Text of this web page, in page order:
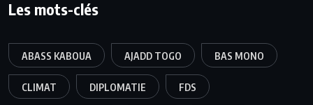
Les mots-clés
ABASS KABOUA AJADD TOGO BAS MONO
CLIMAT DIPLOMATIE FDS